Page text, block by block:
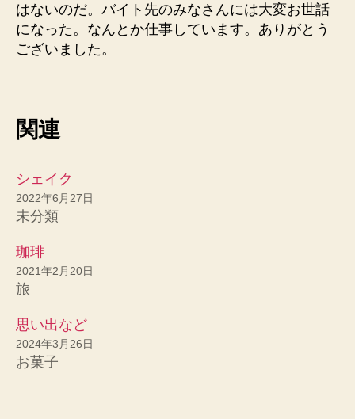
はないのだ。バイト先のみなさんには大変お世話
になった。なんとか仕事しています。ありがとう
ございました。
関連
シェイク
2022年6月27日
未分類
珈琲
2021年2月20日
旅
思い出など
2024年3月26日
お菓子